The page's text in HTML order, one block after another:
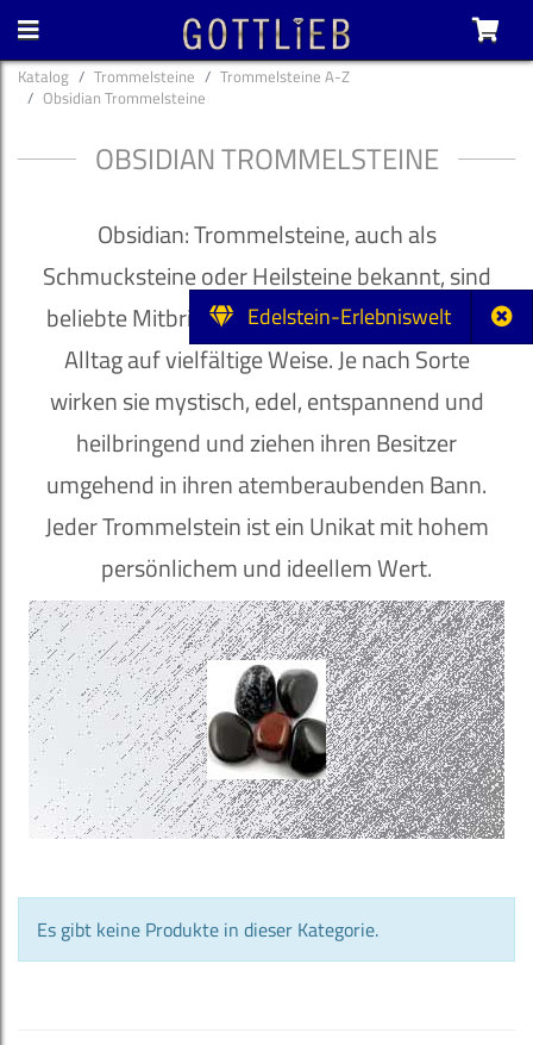
Edelstein-Erlebniswelt
Katalog Trommelsteine
Trommelsteine A-Z
Obsidian Trommelsteine
OBSIDIAN TROMMELSTEINE
Obsidian: Trommelsteine, auch als
Schmucksteine oder Heilsteine bekannt, sind
beliebte Mitbringsel und bereichern unseren
Alltag auf vielfältige Weise. Je nach Sorte
wirken sie mystisch, edel, entspannend und
heilbringend und ziehen ihren Besitzer
umgehend in ihren atemberaubenden Bann.
Jeder Trommelstein ist ein Unikat mit hohem
persönlichem und ideellem Wert.
Es gibt keine Produkte in dieser Kategorie.